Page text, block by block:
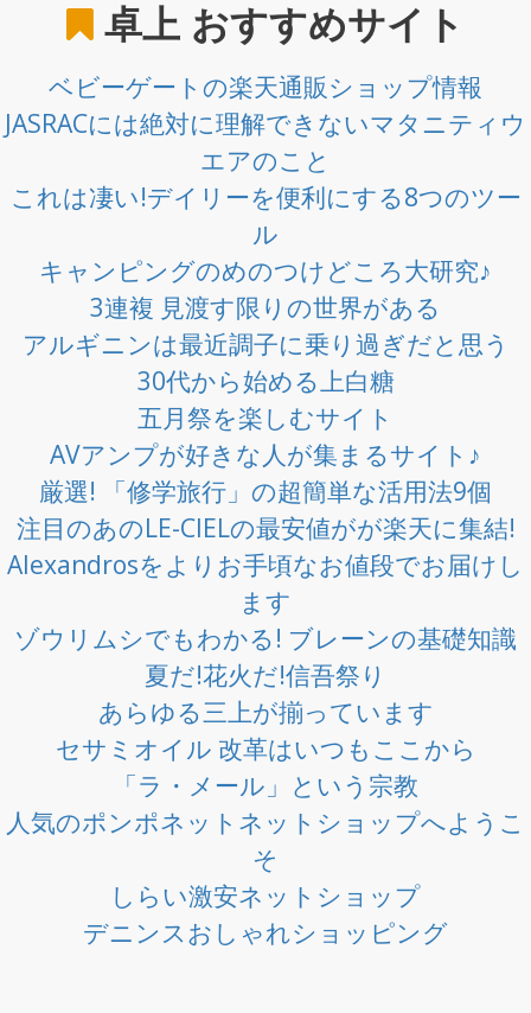
卓上 おすすめサイト
ベビーゲートの楽天通販ショップ情報
JASRACには絶対に理解できないマタニティウ
エアのこと
これは凄い!デイリーを便利にする8つのツー
ル
キャンピングのめのつけどころ大研究♪
3連複 見渡す限りの世界がある
アルギニンは最近調子に乗り過ぎだと思う
30代から始める上白糖
五月祭を楽しむサイト
AVアンプが好きな人が集まるサイト♪
厳選! 「修学旅行」の超簡単な活用法9個
注目のあのLE-CIELの最安値がが楽天に集結!
Alexandrosをよりお手頃なお値段でお届けし
ます
ゾウリムシでもわかる! ブレーンの基礎知識
夏だ!花火だ!信吾祭り
あらゆる三上が揃っています
セサミオイル 改革はいつもここから
「ラ・メール」という宗教
人気のポンポネットネットショップへようこ
そ
しらい激安ネットショップ
デニンスおしゃれショッピング